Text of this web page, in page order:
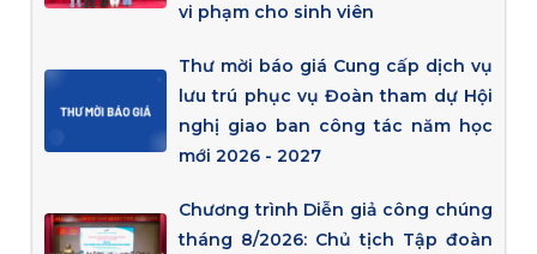
vi phạm cho sinh viên
Thư mời báo giá Cung cấp dịch vụ
lưu trú phục vụ Đoàn tham dự Hội
nghị giao ban công tác năm học
mới 2026 - 2027
Chương trình Diễn giả công chúng
tháng 8/2026: Chủ tịch Tập đoàn